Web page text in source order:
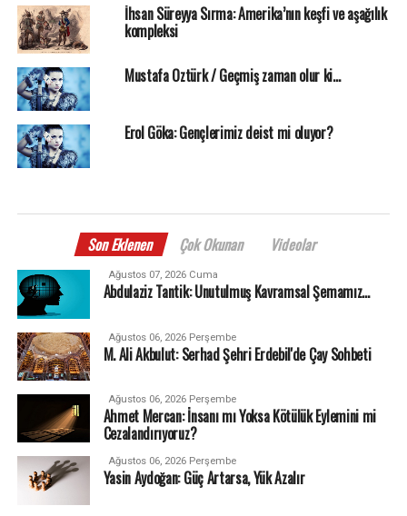
İhsan Süreyya Sırma: Amerika’nın keşfi ve aşağılık
kompleksi
Mustafa Öztürk / Geçmiş zaman olur ki…
Erol Göka: Gençlerimiz deist mi oluyor?
Son Eklenen Çok Okunan Videolar
Ağustos 07, 2026 Cuma
Abdulaziz Tantik: Unutulmuş Kavramsal Şemamız…
Ağustos 06, 2026 Perşembe
M. Ali Akbulut: Serhad Şehri Erdebil'de Çay Sohbeti
Ağustos 06, 2026 Perşembe
Ahmet Mercan: İnsanı mı Yoksa Kötülük Eylemini mi
Cezalandırıyoruz?
Ağustos 06, 2026 Perşembe
Yasin Aydoğan: Güç Artarsa, Yük Azalır